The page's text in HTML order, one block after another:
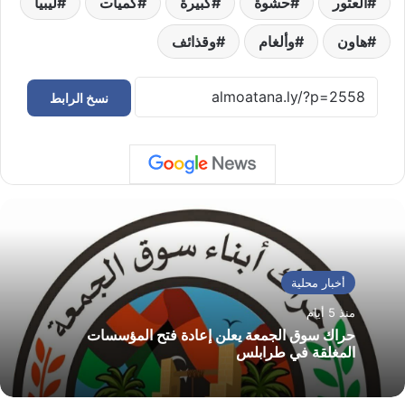
هاون وألغام وقذائف
نسخ الرابط
أخبار محلية
منذ 5 أيام
حراك سوق الجمعة يعلن إعادة فتح المؤسسات
المغلقة في طرابلس